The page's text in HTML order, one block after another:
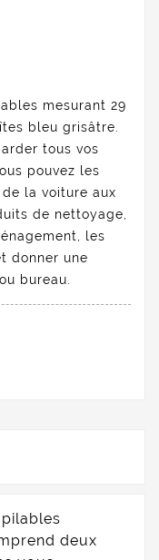
mesurant 29
bleu grisâtre.
tous vos
pouvez les
la voiture aux
de nettoyage,
les
donner une
bureau.
deux